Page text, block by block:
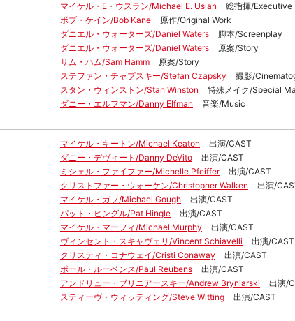
マイケル・E・ウスラン/Michael E. Uslan
総指揮/Executive
ボブ・ケイン/Bob Kane
原作/Original Work
ダニエル・ウォーターズ/Daniel Waters
脚本/Screenplay
ダニエル・ウォーターズ/Daniel Waters
原案/Story
サム・ハム/Sam Hamm
原案/Story
ステファン・チャプスキー/Stefan Czapsky
撮影/
スタン・ウィンストン/Stan Winston
特殊メイク/Special
ダニー・エルフマン/Danny Elfman
音楽/Music
マイケル・キートン/Michael Keaton
出演/CAST
ダニー・デヴィート/Danny DeVito
出演/CAST
ミシェル・ファイファー/Michelle Pfeiffer
出演/CAST
クリストファー・ウォーケン/Christopher Walken
出演/
マイケル・ガフ/Michael Gough
出演/CAST
パット・ヒングル/Pat Hingle
出演/CAST
マイケル・マーフィ/Michael Murphy
出演/CAST
ヴィンセント・スキャヴェリ/Vincent Schiavelli
出演/CAST
クリスティ・コナウェイ/Cristi Conaway
出演/CAST
ポール・ルーベンス/Paul Reubens
出演/CAST
アンドリュー・ブリニアースキー/Andrew Bryniarski
出演/
スティーヴ・ウィッティング/Steve Witting
出演/CAST